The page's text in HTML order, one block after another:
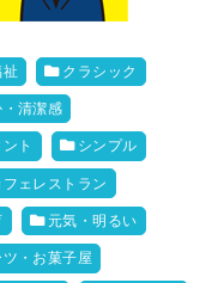
クラシック
清潔感
ト シンプル
ェレストラン
元気・明るい
・お菓子屋